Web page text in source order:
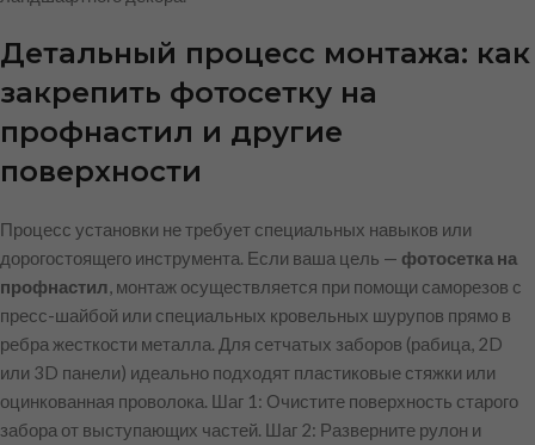
Детальный процесс монтажа: как
закрепить фотосетку на
профнастил и другие
поверхности
Процесс установки не требует специальных навыков или
дорогостоящего инструмента. Если ваша цель — фотосетка на
профнастил, монтаж осуществляется при помощи саморезов с
пресс-шайбой или специальных кровельных шурупов прямо в
ребра жесткости металла. Для сетчатых заборов (рабица, 2D
или 3D панели) идеально подходят пластиковые стяжки или
оцинкованная проволока. Шаг 1: Очистите поверхность старого
забора от выступающих частей. Шаг 2: Разверните рулон и